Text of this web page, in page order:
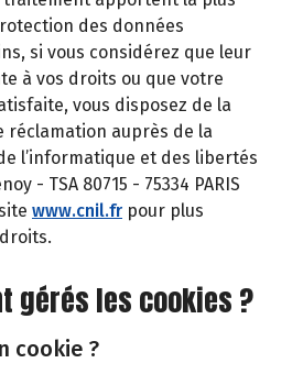
des données
si vous considérez que leur
à vos droits ou que votre
vous disposez de la
réclamation auprès de la
l’informatique et des libertés
- TSA 80715 - 75334 PARIS
www.cnil.fr pour plus
gérés les cookies ?
cookie ?